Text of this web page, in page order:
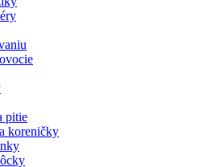
pitie
koreničky